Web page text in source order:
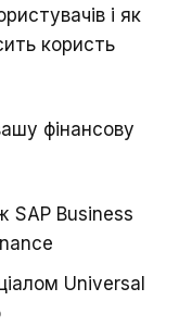
і як
користь
фінансову
SAP Business
Universal